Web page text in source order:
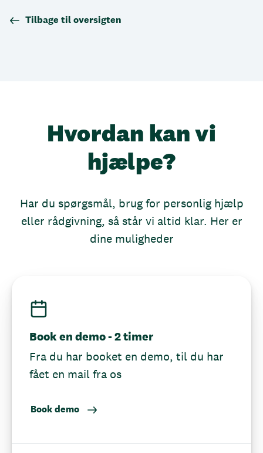
Tilbage til oversigten
Hvordan kan vi
hjælpe?
Har du spørgsmål, brug for personlig hjælp
eller rådgivning, så står vi altid klar. Her er
dine muligheder
Book en demo - 2 timer
Fra du har booket en demo, til du har
fået en mail fra os
Book demo